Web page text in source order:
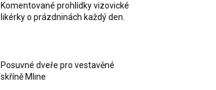
Komentované prohlídky vizovické
likérky o prázdninách každý den.
Posuvné dveře pro vestavěné
skříně Mline